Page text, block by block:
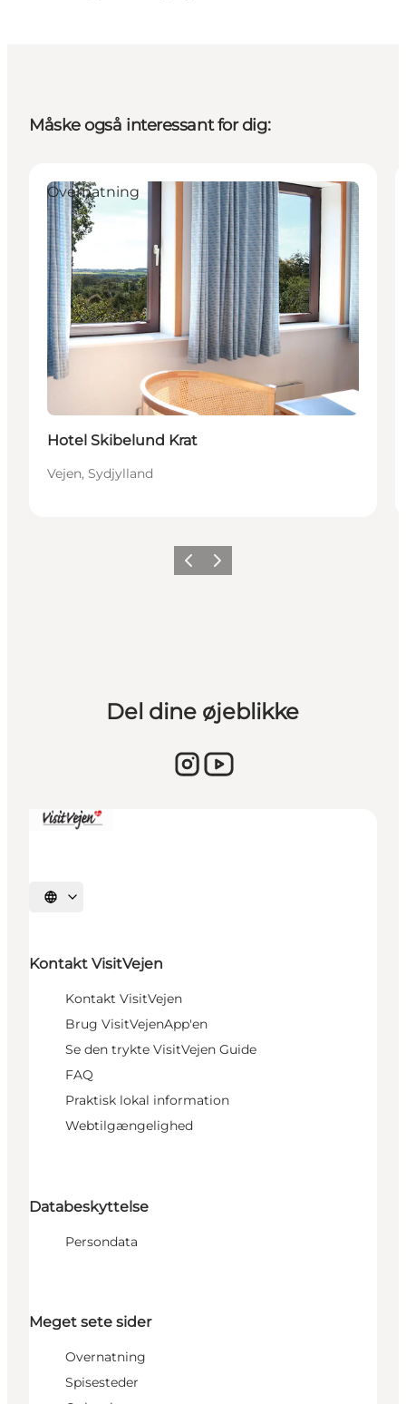
Måske også interessant for dig:
Overnatning
Hotel Skibelund Krat
Vejen, Sydjylland
Forrige billede
Næste billede
Del dine øjeblikke
Vælg sprog
Kontakt VisitVejen
Kontakt VisitVejen
Brug VisitVejenApp'en
Se den trykte VisitVejen Guide
FAQ
Praktisk lokal information
Webtilgængelighed
Databeskyttelse
Persondata
Meget sete sider
Overnatning
Spisesteder